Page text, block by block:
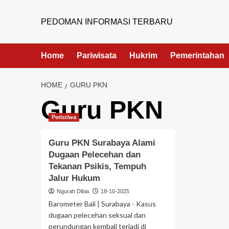
PEDOMAN INFORMASI TERBARU
Home Pariwisata Hukrim Pemerintahan
HOME GURU PKN
Guru PKN
Peristiwa
Guru PKN Surabaya Alami
Dugaan Pelecehan dan
Tekanan Psikis, Tempuh
Jalur Hukum
Ngurah Dibia 18-10-2025
Barometer Bali | Surabaya - Kasus
dugaan pelecehan seksual dan
perundungan kembali terjadi di